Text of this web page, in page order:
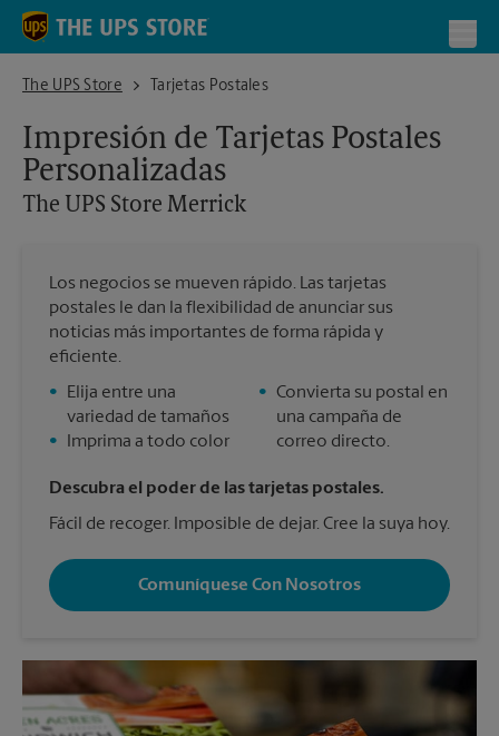
Skip to content
Return to Nav
The UPS Store
The UPS Store MerrickTarjetas Postales
Impresión de Tarjetas Postales
Personalizadas
The UPS Store Merrick
Los negocios se mueven rápido. Las tarjetas
postales le dan la flexibilidad de anunciar sus
noticias más importantes de forma rápida y
eficiente.
•
Elija entre una
variedad de tamaños
•
Imprima a todo color
• Convierta su postal en
una campaña de
correo directo.
Descubra el poder de las tarjetas postales.
Fácil de recoger. Imposible de dejar. Cree la suya hoy.
Comuníquese Con Nosotros